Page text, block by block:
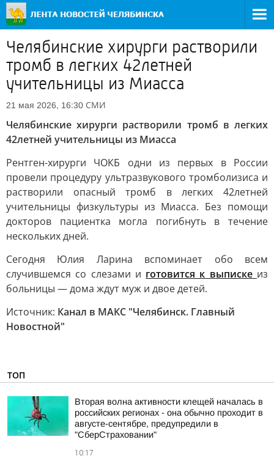
Челябинские хирурги растворили
тромб в легких 42летней
учительницы из Миасса
21 мая 2026, 16:30 СМИ
Челябинские хирурги растворили тромб в легких
42летней учительницы из Миасса
Рентген-хирурги ЧОКБ одни из первых в России
провели процедуру ультразвукового тромболизиса и
растворили опасный тромб в легких 42летней
учительницы физкультуры из Миасса. Без помощи
докторов пациентка могла погибнуть в течение
нескольких дней.
Сегодня Юлия Ларина вспоминает обо всем
случившемся со слезами и готовится к выписке из
больницы — дома ждут муж и двое детей.
Источник: Канал в МАКС "Челябинск. Главный
Новостной"
ТОП
Вторая волна активности клещей началась в
российских регионах - она обычно проходит в
августе-сентябре, предупредили в
"СберСтраховании"
10:17